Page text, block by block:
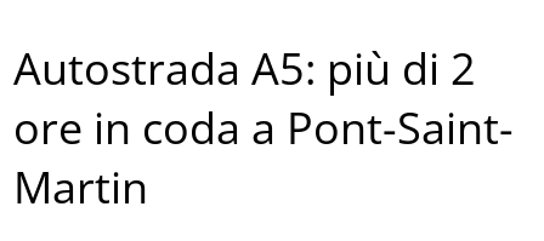
Autostrada A5: più di 2
ore in coda a Pont-Saint-
Martin